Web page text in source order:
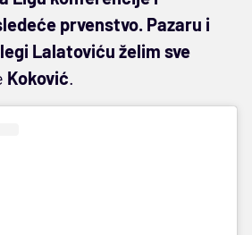
prvenstvo. Pazaru i
Lalatoviću želim sve
Koković.